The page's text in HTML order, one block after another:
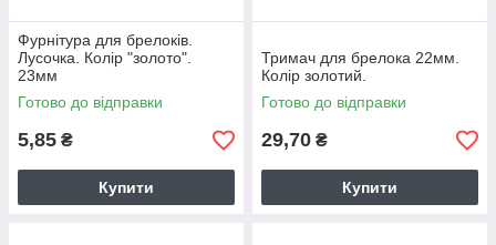
Фурнітура для брелоків.
Лусочка. Колір "золото".
23мм
Готово до відправки
5,85 ₴
Купити
Тримач для брелока 22мм.
Колір золотий.
Готово до відправки
29,70 ₴
Купити